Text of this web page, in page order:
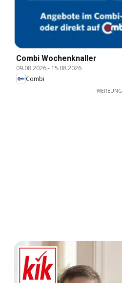
Combi Wochenknaller
09.08.2026- 15.08.2026
Combi
WERBUNG